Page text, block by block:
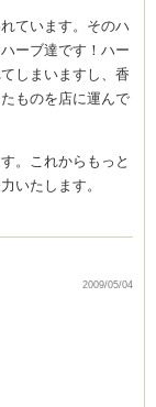
テラ
ています。そのハ
ーブ達です！ハー
しまいますし、香
ものを店に運んで
。これからもっと
いたします。
2009/05/04